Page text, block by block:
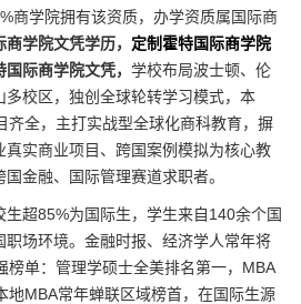
商学院拥有该资质，办学资质属国际商
学院文凭学历， 定制霍特国际商学院
际商学院文凭， 学校布局波士顿、伦
校区，独创全球轮转学习模式，本
齐全，主打实战型全球化商科教育，摒
实商业项目、跨国案例模拟为核心教
金融、国际管理赛道求职者。
生超85%为国际生，学生来自140余个国
职场环境。金融时报、经济学人常年将
榜单：管理学硕士全美排名第一，MBA
地MBA常年蝉联区域榜首，在国际生源